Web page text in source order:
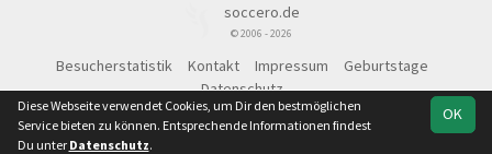
soccero.de
© 2006 - 2026
Besucherstatistik Kontakt Impressum
Geburtstage
Datenschutz
OK
Diese Webseite verwendet Cookies, um Dir den bestmöglichen
Service bieten zu können. Entsprechende Informationen findest
Du unter Datenschutz.